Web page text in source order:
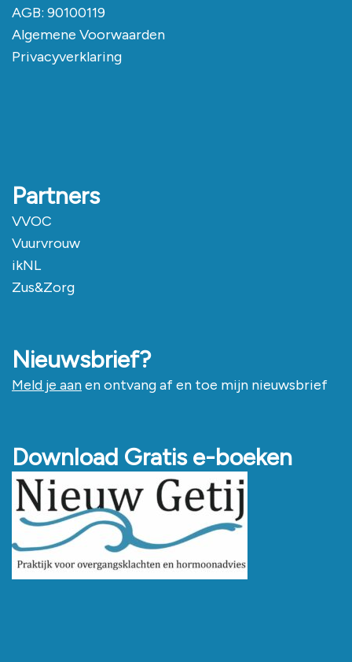
AGB: 90100119
Algemene Voorwaarden
Privacyverklaring
Partners
VVOC
Vuurvrouw
ikNL
Zus&Zorg
Nieuwsbrief?
Meld je aanen ontvang af en toe mijn nieuwsbrief
Download Gratis e-boeken